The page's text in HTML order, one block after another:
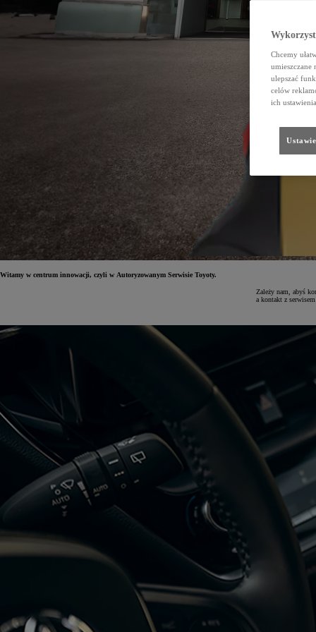
Witamy w centrum innowacji, czyli w Autoryzowanym Serwisie Toyoty.
Zależy nam, abyś
a kontakt z
Chcemy
ulepszać
celów
ich